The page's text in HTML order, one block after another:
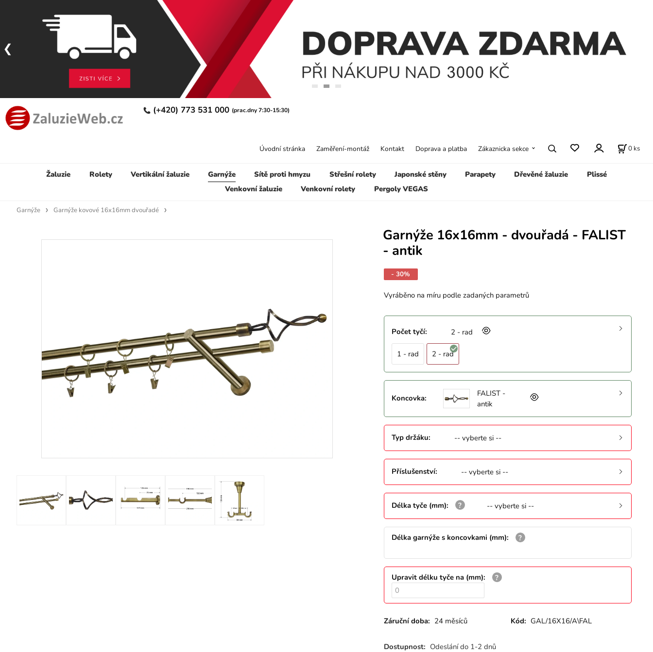
(+420) 773 531 000 (prac.dny 7:30-15:30)
Žaluzie Rolety Vertikální žaluzie Garnýže Sítě proti hmyzu Střešní rolety Japonské stěny Parapety Dřevěné žaluzie
Plissé
Venkovní žaluzie
Venkovní rolety Pergoly VEGAS
Úvodní stránka Zaměření-montáž Kontakt Doprava a platba Zákaznicka sekce 0 ks
Garnýže Garnýže kovové 16x16mm dvouřadé
Garnýže 16x16mm - dvouřadá - FALIST
- antik
- 30%
Vyráběno na míru podle zadaných parametrů
Počet tyčí: 2 - rad
1 - rad 2 - rad
Koncovka:
FALIST -
antik
Typ držáku: -- vyberte si --
Příslušenství: -- vyberte si --
Délka tyče (mm): -- vyberte si --
Délka garnýže s koncovkami (mm):
Upravit délku tyče na (mm):
Záruční doba: 24 měsíců Kód: GAL/16X16/A\FAL
Dostupnost: Odeslání do 1-2 dnů